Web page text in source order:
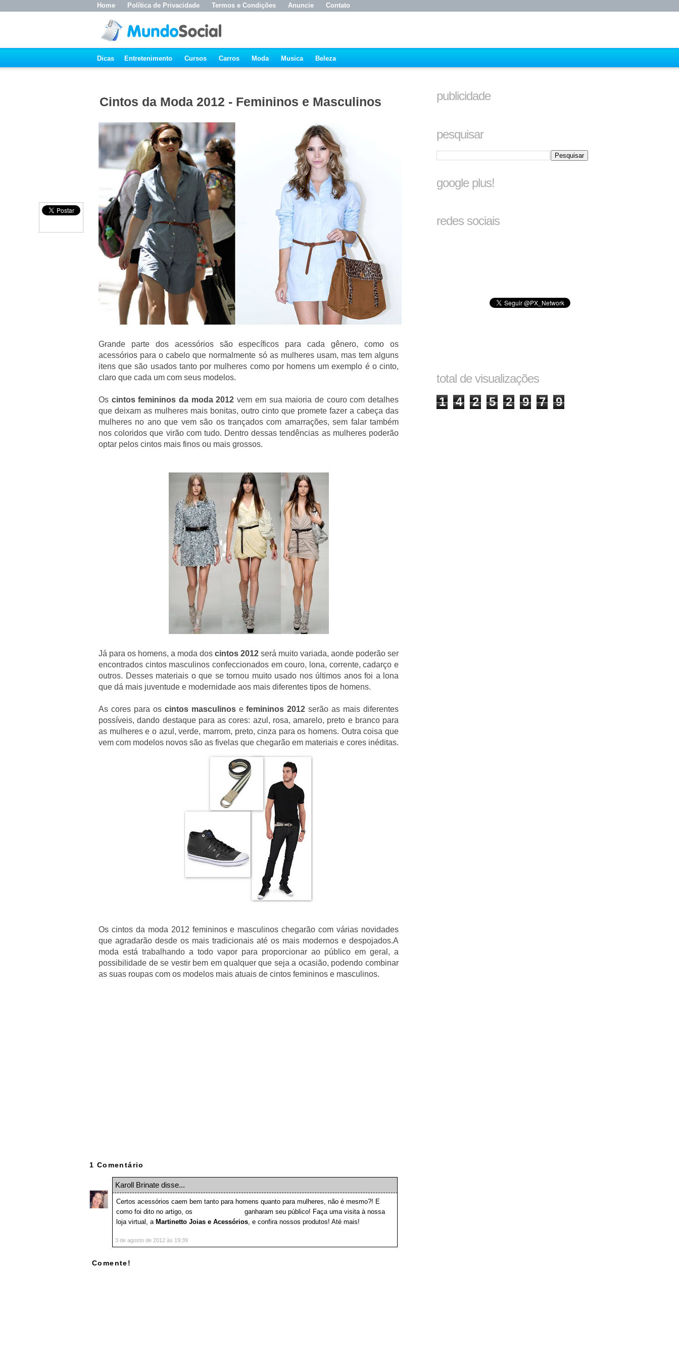
Home Política de Privacidade Termos e Condições Anuncie Contato
Dicas Entretenimento Cursos Carros Moda Musica Beleza
Cintos da Moda 2012 - Femininos e Masculinos
Grande parte dos acessórios são específicos para cada gênero, como os
acessórios para o cabelo que normalmente só as mulheres usam, mas tem alguns
itens que são usados tanto por mulheres como por homens um exemplo é o cinto,
claro que cada um com seus modelos.
Os cintos femininos da moda 2012 vem em sua maioria de couro com detalhes
que deixam as mulheres mais bonitas, outro cinto que promete fazer a cabeça das
mulheres no ano que vem são os trançados com amarrações, sem falar também
nos coloridos que virão com tudo. Dentro dessas tendências as mulheres poderão
optar pelos cintos mais finos ou mais grossos.
Já para os homens, a moda dos cintos 2012 será muito variada, aonde poderão ser
encontrados cintos masculinos confeccionados em couro, lona, corrente, cadarço e
outros. Desses materiais o que se tornou muito usado nos últimos anos foi a lona
que dá mais juventude e modernidade aos mais diferentes tipos de homens.
As cores para os cintos masculinosefemininos 2012 serão as mais diferentes
possíveis, dando destaque para as cores: azul, rosa, amarelo, preto e branco para
as mulheres e o azul, verde, marrom, preto, cinza para os homens. Outra coisa que
vem com modelos novos são as fivelas que chegarão em materiais e cores inéditas.
Os cintos da moda 2012 femininos e masculinos chegarão com várias novidades
que agradarão desde os mais tradicionais até os mais modernos e despojados.A
moda está trabalhando a todo vapor para proporcionar ao público em geral, a
possibilidade de se vestir bem em qualquer que seja a ocasião, podendo combinar
as suas roupas com os modelos mais atuais de cintos femininos e masculinos.
1 Comentário
Karoll Brinate disse...
Certos acessórios caem bem tanto para homens quanto para mulheres, não é mesmo?! E
como foi dito no artigo, os
ganharam seu público! Faça uma visita à nossa
loja virtual, a Martinetto Joias e Acessórios , e confira nossos produtos! Até mais!
3 de agosto de 2012 às 19:39
Comente!
publicidade
pesquisar
google plus!
redes sociais
total de visualizações
1
4 2 5 2 9 7 9